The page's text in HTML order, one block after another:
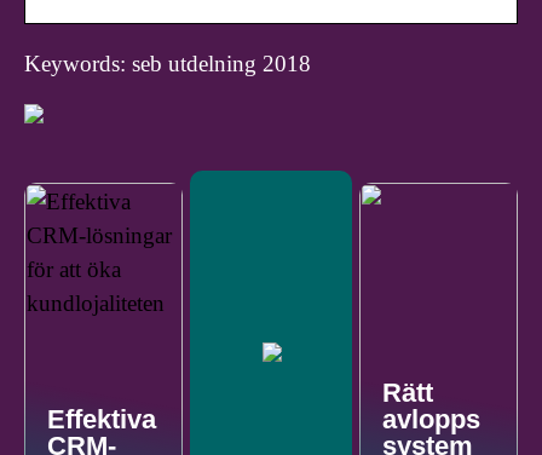
Keywords: seb utdelning 2018
Effektiva
CRM-
Rätt
avlopps
system